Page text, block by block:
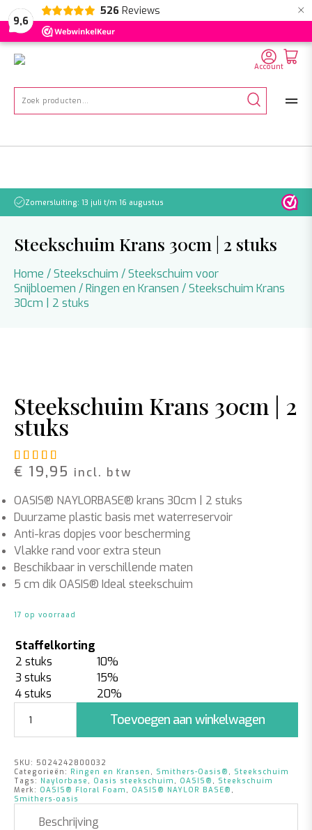
9,6
526 Reviews ×
NL EN DE
Zoeken
Account
Zomersluiting: 13 juli t/m 16 augustus Let
Steekschuim Krans 30cm | 2 stuks
Home /Steekschuim /Steekschuim voor
Snijbloemen /Ringen en Kransen / Steekschuim Krans
30cm | 2 stuks
Steekschuim Krans 30cm | 2
stuks
€ 19,95 incl. btw
OASIS® NAYLORBASE® krans 30cm | 2 stuks
Duurzame plastic basis met waterreservoir
Anti-kras dopjes voor bescherming
Vlakke rand voor extra steun
Beschikbaar in verschillende maten
5 cm dik OASIS® Ideal steekschuim
17 op voorraad
Staffelkorting
2 stuks
10%
3 stuks
15%
4 stuks
20%
Krans
30cm
2
stuks
aantal
Toevoegen aan winkelwagen
SKU: 5024242800032
Categorieën: Ringen en Kransen , Smithers-Oasis® , Steekschuim
Tags: Naylorbase , Oasis steekschuim , OASIS® , Steekschuim
Merk: OASIS® Floral Foam , OASIS® NAYLOR BASE® ,
Smithers‑oasis
Beschrijving